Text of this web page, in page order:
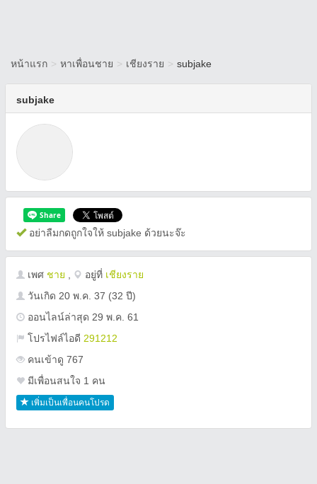
หน้าแรก > หาเพื่อนชาย > เชียงราย > subjake
subjake
อย่าลืมกดถูกใจให้ subjake ด้วยนะจ๊ะ
เพศ ชาย อยู่ที่ เชียงราย
วันเกิด 20 พ.ค. 37 (32 ปี)
ออนไลน์ล่าสุด 29 พ.ค. 61
โปรไฟล์ไอดี 291212
คนเข้าดู 767
มีเพื่อนสนใจ 1 คน
เพิ่มเป็นเพื่อนคนโปรด